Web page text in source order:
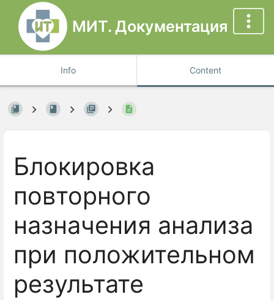
МИТ. Документация
Info Content
Блокировка
повторного
назначения анализа
при положительном
результате